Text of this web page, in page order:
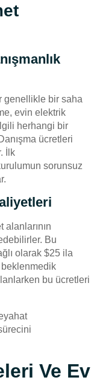
genellikle bir saha
evin elektrik
herhangi bir
ücretleri
İlk
sorunsuz
Bu
olarak $25 ila
bu ücretleri
Ve Ev